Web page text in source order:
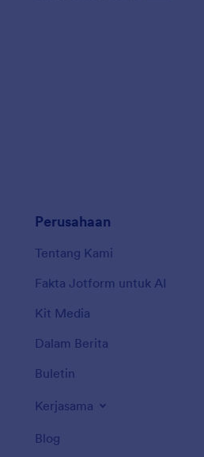
Perusahaan
Tentang Kami
Fakta Jotform untuk AI
Kit Media
Dalam Berita
Buletin
Kerjasama
Blog